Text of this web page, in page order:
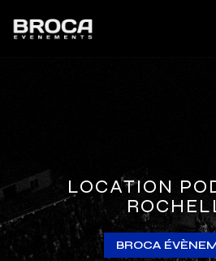
LOCATION PODIUM LA
BROCA